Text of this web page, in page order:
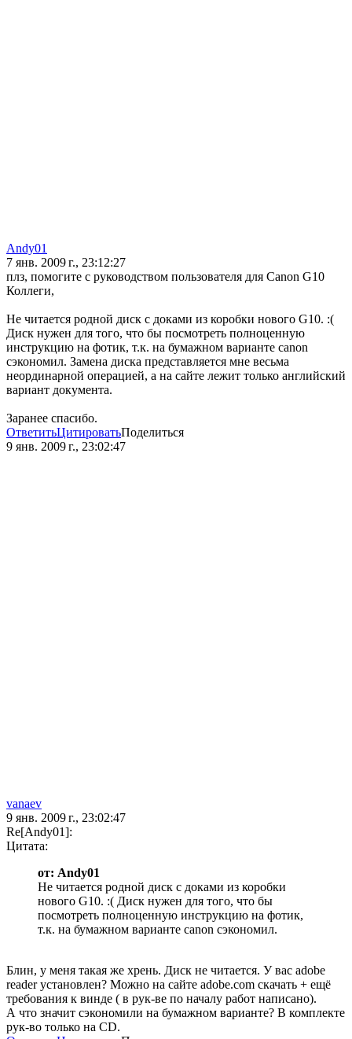
Andy01
7 янв. 2009 г., 23:12:27
плз, помогите с руководством пользователя для Canon G10
Коллеги,
Не читается родной диск с доками из коробки нового G10. :(
Диск нужен для того, что бы посмотреть полноценную
инструкцию на фотик, т.к. на бумажном варианте canon
сэкономил. Замена диска представляется мне весьма
неординарной операцией, а на сайте лежит только английский
вариант документа.
Заранее спасибо.
ОтветитьЦитироватьПоделиться
9 янв. 2009 г., 23:02:47
vanaev
9 янв. 2009 г., 23:02:47
Re[Andy01]:
Цитата:
от: Andy01
Не читается родной диск с доками из коробки
нового G10. :( Диск нужен для того, что бы
посмотреть полноценную инструкцию на фотик,
т.к. на бумажном варианте canon сэкономил.
Блин, у меня такая же хрень. Диск не читается. У вас adobe
reader установлен? Можно на сайте adobe.com скачать + ещё
требования к винде ( в рук-ве по началу работ написано).
А что значит сэкономили на бумажном варианте? В комплекте
рук-во только на CD.